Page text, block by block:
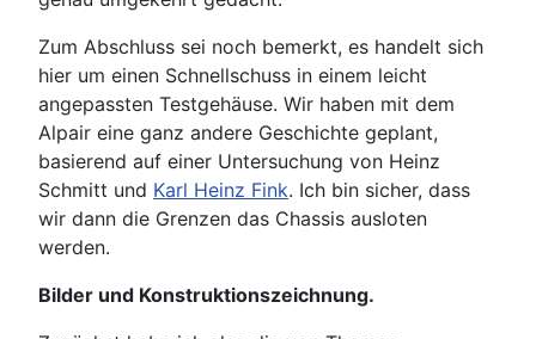
Zum Abschluss sei noch bemerkt, es handelt sich
hier um einen Schnellschuss in einem leicht
angepassten Testgehäuse. Wir haben mit dem
Alpair eine ganz andere Geschichte geplant,
basierend auf einer Untersuchung von Heinz
Schmitt und Karl Heinz Fink. Ich bin sicher, dass
wir dann die Grenzen das Chassis ausloten
werden.
Bilder und Konstruktionszeichnung.